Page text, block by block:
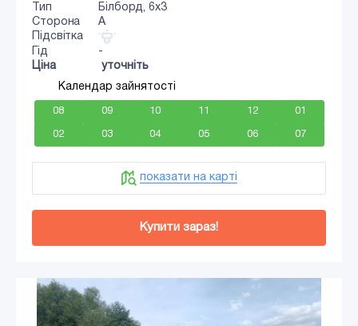
Тип
Білборд, 6x3
Сторона
A
Підсвітка
Гід
-
Ціна
уточніть
Календар зайнятості
08 09 10 11 12 01
02 03 04 05 06 07
показати на карті
Купити зараз!